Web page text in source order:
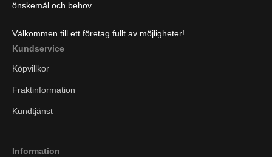
önskemål och behov.
Välkommen till ett företag fullt av möjligheter!
Kundservice
Köpvillkor
Fraktinformation
Kundtjänst
Information